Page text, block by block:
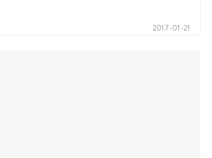
2017-01-21